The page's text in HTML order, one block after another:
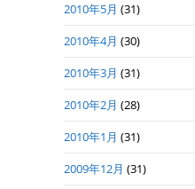
2010年5月 (31)
2010年4月 (30)
2010年3月 (31)
2010年2月 (28)
2010年1月 (31)
2009年12月 (31)